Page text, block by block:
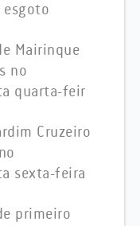
Mairinque
no
quarta-feir
Cruzeiro
sexta-feira
primeiro